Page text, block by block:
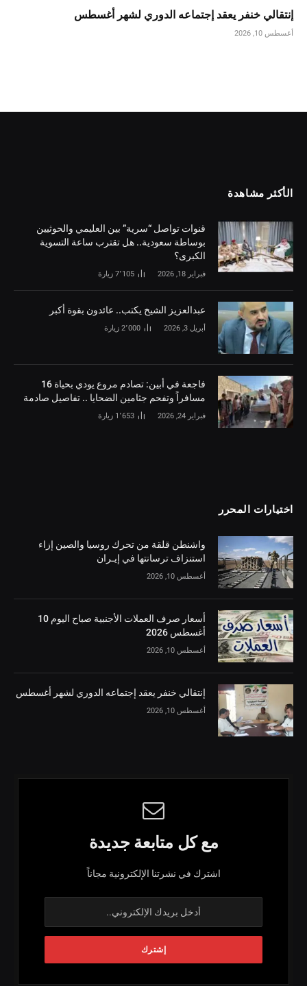
إنتقالي خنفر يعقد إجتماعه الدوري لشهر أغسطس
أغسطس 10, 2026
الأكثر مشاهدة
قنوات تواصل “سرية” بين العليمي والحوثيين
بوساطة سعودية.. هل تقترب ساعة التسوية
الكبرى؟
فبراير 18, 2026 7٬105 زيارة
‏عبدالعزيز الشيخ يكتب.. عائدون بقوة أكبر
أبريل 3, 2026 2٬000 زيارة
فاجعة في أبين: تصادم مروع يودي بحياة 16
مسافراً وتفحم جثامين الضحايا .. تفاصيل صادمة
فبراير 24, 2026 1٬653 زيارة
اختيارات المحرر
واشنطن قلقة من تحرك روسيا والصين إزاء
استنزاف ترسانتها في إيـران
أغسطس 10, 2026
أسعار صرف العملات الأجنبية صباح اليوم 10
أغسطس 2026
أغسطس 10, 2026
إنتقالي خنفر يعقد إجتماعه الدوري لشهر أغسطس
أغسطس 10, 2026
مع كل متابعة جديدة
اشترك في نشرتنا الإلكترونية مجاناً